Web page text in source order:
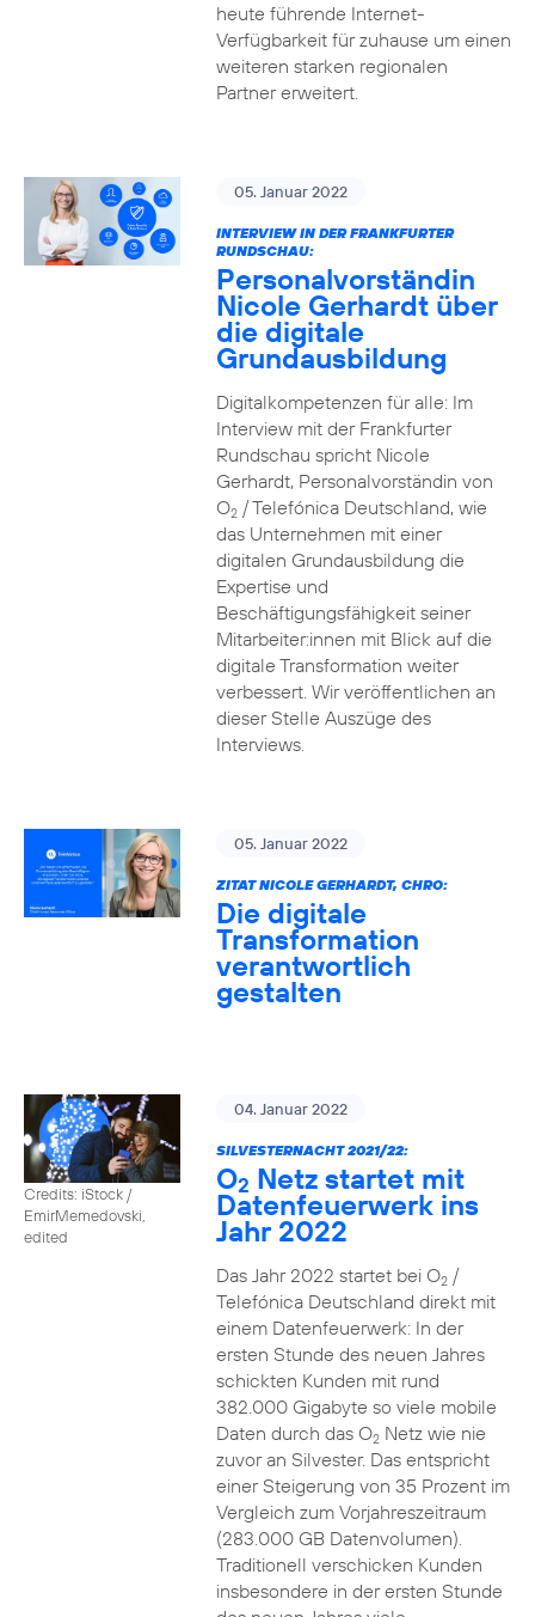
heute führende Internet-
Verfügbarkeit für zuhause um einen
weiteren starken regionalen
Partner erweitert.
05. Januar 2022
INTERVIEW IN DER FRANKFURTER
RUNDSCHAU:
Personalvorständin
Nicole Gerhardt über
die digitale
Grundausbildung
Digitalkompetenzen für alle: Im
Interview mit der Frankfurter
Rundschau spricht Nicole
Gerhardt, Personalvorständin von
O2/ Telefónica Deutschland, wie
das Unternehmen mit einer
digitalen Grundausbildung die
Expertise und
Beschäftigungsfähigkeit seiner
Mitarbeiter:innen mit Blick auf die
digitale Transformation weiter
verbessert. Wir veröffentlichen an
dieser Stelle Auszüge des
Interviews.
05. Januar 2022
ZITAT NICOLE GERHARDT, CHRO:
Die digitale
Transformation
verantwortlich
gestalten
Credits: iStock /
EmirMemedovski,
edited
04. Januar 2022
SILVESTERNACHT 2021/22:
O2 Netz startet mit
Datenfeuerwerk ins
Jahr 2022
Das Jahr 2022 startet bei O2/
Telefónica Deutschland direkt mit
einem Datenfeuerwerk: In der
ersten Stunde des neuen Jahres
schickten Kunden mit rund
382.000 Gigabyte so viele mobile
Daten durch das O2Netz wie nie
zuvor an Silvester. Das entspricht
einer Steigerung von 35 Prozent im
Vergleich zum Vorjahreszeitraum
(283.000 GB Datenvolumen).
Traditionell verschicken Kunden
insbesondere in der ersten Stunde